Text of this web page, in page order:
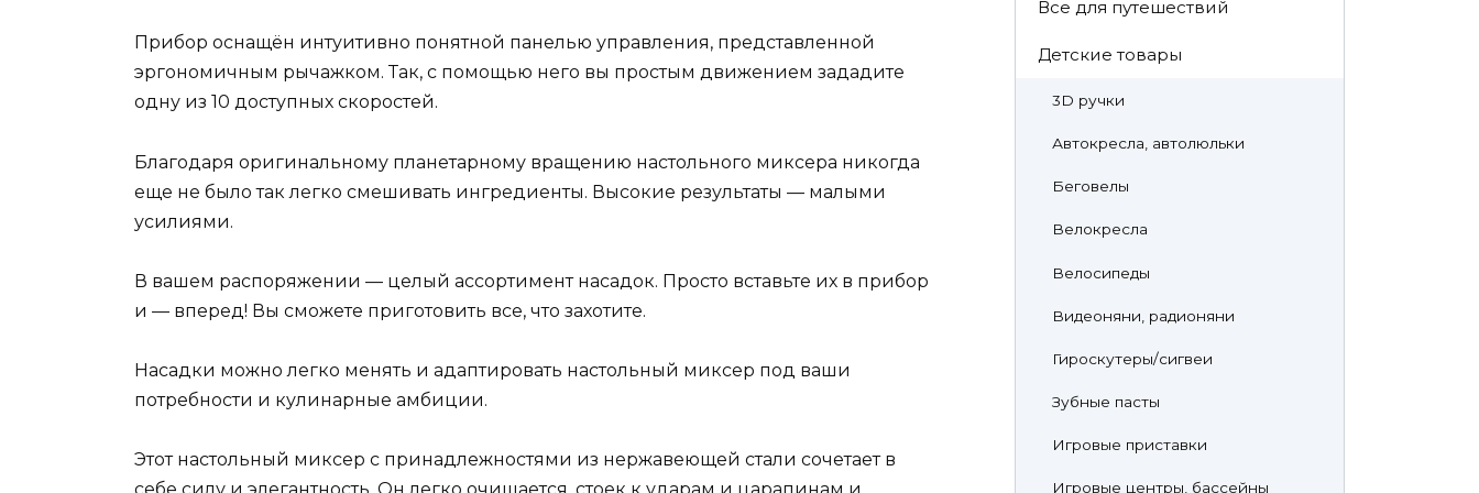
Прибор оснащён интуитивно понятной панелью управления, представленной
эргономичным рычажком. Так, с помощью него вы простым движением зададите
одну из 10 доступных скоростей.
Благодаря оригинальному планетарному вращению настольного миксера никогда
еще не было так легко смешивать ингредиенты. Высокие результаты — малыми
усилиями.
В вашем распоряжении — целый ассортимент насадок. Просто вставьте их в прибор
и — вперед! Вы сможете приготовить все, что захотите.
Насадки можно легко менять и адаптировать настольный миксер под ваши
потребности и кулинарные амбиции.
Этот настольный миксер с принадлежностями из нержавеющей стали сочетает в
Все для путешествий
Детские товары
3D ручки
Автокресла, автолюльки
Беговелы
Велокресла
Велосипеды
Видеоняни, радионяни
Гироскутеры/сигвеи
Зубные пасты
Игровые приставки
Игровые центры, бассейны